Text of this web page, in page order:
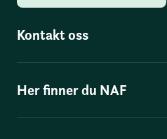
Kontakt oss
Her finner du NAF